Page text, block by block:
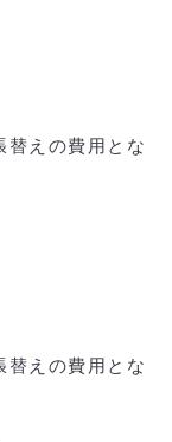
替えの費用とな
替えの費用とな